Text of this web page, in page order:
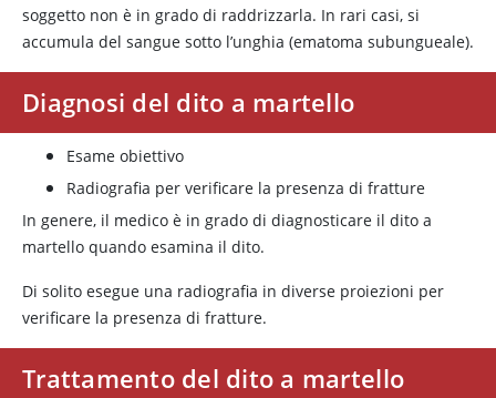
soggetto non è in grado di raddrizzarla. In rari casi, si
accumula del sangue sotto l’unghia (ematoma subungueale).
Diagnosi del dito a martello
Esame obiettivo
Radiografia per verificare la presenza di fratture
In genere, il medico è in grado di diagnosticare il dito a
martello quando esamina il dito.
Di solito esegue una radiografia in diverse proiezioni per
verificare la presenza di fratture.
Trattamento del dito a martello